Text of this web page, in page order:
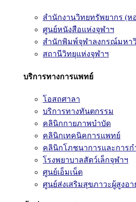
สำนักงานวิทยทรัพยากร (ห
ศูนย์หนังสือแห่งจุฬาฯ
สำนักพิมพ์จุฬาลงกรณ์มหา
สถานีวิทยุแห่งจุฬาฯ
บริการทางการแพทย์
โอสถศาลา
บริการทางทันตกรรม
คลินิกกายภาพบำบัด
คลินิกเทคนิคการแพทย์
คลินิกโภชนาการและการ
โรงพยาบาลสัตว์เล็กจุฬาฯ
ศูนย์เอ็มเน็ต
ศูนย์ส่งเสริมสุขภาวะผู้สูงอา